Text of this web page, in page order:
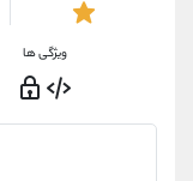
ویژگی ها